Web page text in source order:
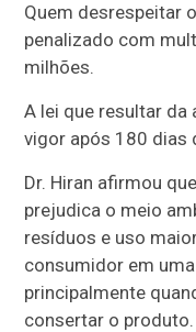
Quem desrespeitar
penalizado com
milhões.
A lei que resultar
vigor após 180 dias
Dr. Hiran afirmou
prejudica o meio
resíduos e uso
consumidor em
principalmente
consertar o produto.